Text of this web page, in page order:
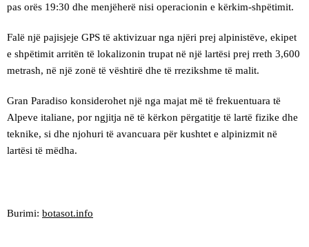
pas orës 19:30 dhe menjëherë nisi operacionin e kërkim-shpëtimit.
Falë një pajisjeje GPS të aktivizuar nga njëri prej alpinistëve, ekipet
e shpëtimit arritën të lokalizonin trupat në një lartësi prej rreth 3,600
metrash, në një zonë të vështirë dhe të rrezikshme të malit.
Gran Paradiso konsiderohet një nga majat më të frekuentuara të
Alpeve italiane, por ngjitja në të kërkon përgatitje të lartë fizike dhe
teknike, si dhe njohuri të avancuara për kushtet e alpinizmit në
lartësi të mëdha.
Burimi: botasot.info